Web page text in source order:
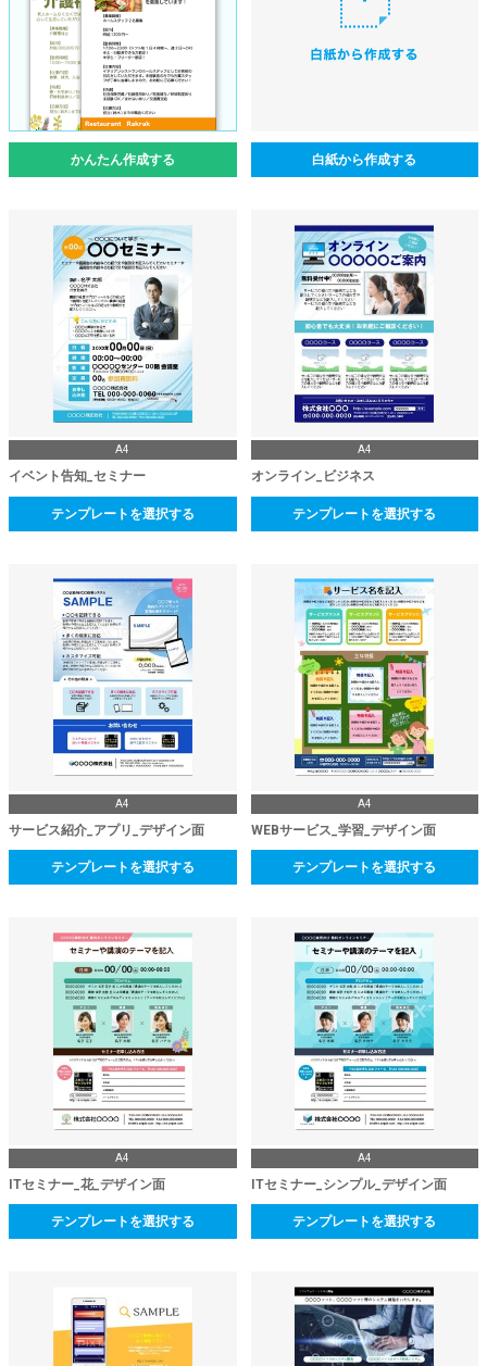
かんたん作成する 白紙から作成する
A4
イベント告知_セミナー
テンプレートを選択する
A4
オンライン_ビジネス
テンプレートを選択する
A4
サービス紹介_アプリ_デザイン面
テンプレートを選択する
A4
WEBサービス_学習_デザイン面
テンプレートを選択する
A4
ITセミナー_花_デザイン面
テンプレートを選択する
A4
ITセミナー_シンプル_デザイン面
テンプレートを選択する